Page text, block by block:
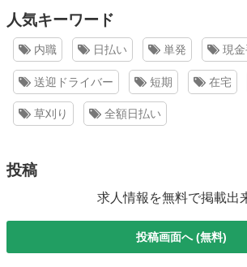
人気キーワード
内職 日払い 単発 現金
送迎ドライバー 短期 在宅
草刈り 全額日払い
投稿
求人情報を無料で掲載出
投稿画面へ (無料)